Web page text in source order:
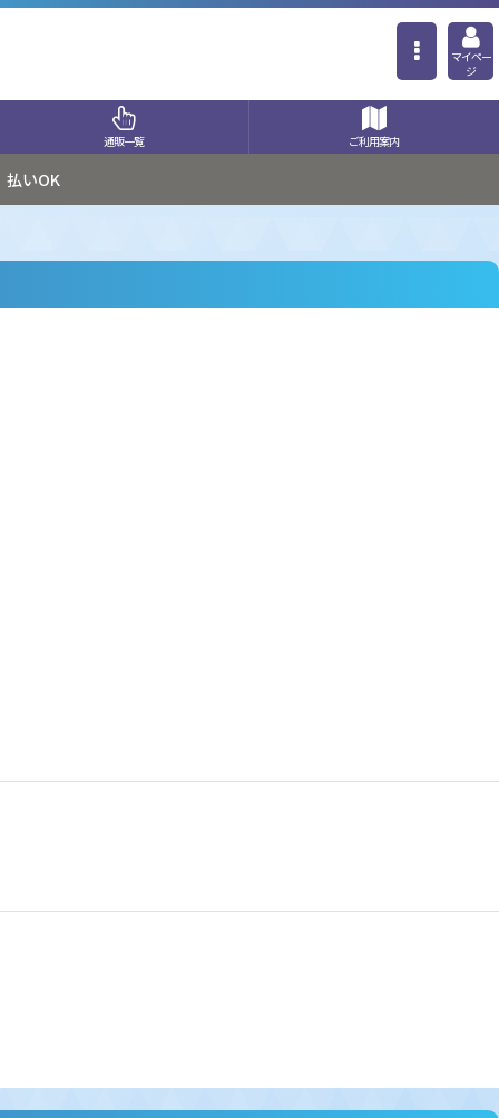
マイペー
ジ
通販一覧 ご利用案内
払いOK